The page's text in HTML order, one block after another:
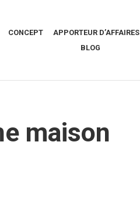
CONCEPT APPORTEUR D’AFFAIRES
BLOG
maison